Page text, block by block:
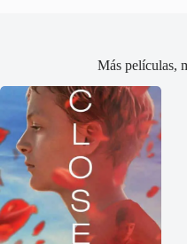
Más películas,